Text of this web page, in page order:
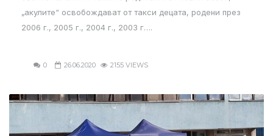
„акулите“ освобождават от такси децата, родени през
2006 г., 2005 г., 2004 г., 2003 г….
0 26.06.2020 2155 VIEWS